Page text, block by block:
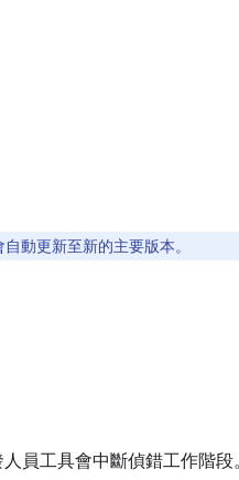
動更新至新的主要版本。
員工具會中斷偵錯工作階段